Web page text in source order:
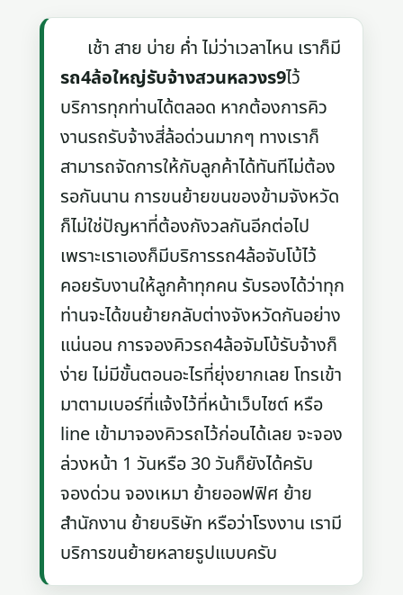
เช้า สาย บ่าย ค่ำ ไม่ว่าเวลาไหน เราก็มี
รถ4ล้อใหญ่รับจ้างสวนหลวงร9ไว้
บริการทุกท่านได้ตลอด หากต้องการคิว
งานรถรับจ้างสี่ล้อด่วนมากๆ ทางเราก็
สามารถจัดการให้กับลูกค้าได้ทันทีไม่ต้อง
รอกันนาน การขนย้ายขนของข้ามจังหวัด
ก็ไม่ใช่ปัญหาที่ต้องกังวลกันอีกต่อไป
เพราะเราเองก็มีบริการรถ4ล้อจับโบ้ไว้
คอยรับงานให้ลูกค้าทุกคน รับรองได้ว่าทุก
ท่านจะได้ขนย้ายกลับต่างจังหวัดกันอย่าง
แน่นอน การจองคิวรถ4ล้อจัมโบ้รับจ้างก็
ง่าย ไม่มีขั้นตอนอะไรที่ยุ่งยากเลย โทรเข้า
มาตามเบอร์ที่แจ้งไว้ที่หน้าเว็บไซต์ หรือ
line เข้ามาจองคิวรถไว้ก่อนได้เลย จะจอง
ล่วงหน้า 1 วันหรือ 30 วันก็ยังได้ครับ
จองด่วน จองเหมา ย้ายออฟฟิศ ย้าย
สำนักงาน ย้ายบริษัท หรือว่าโรงงาน เรามี
บริการขนย้ายหลายรูปแบบครับ